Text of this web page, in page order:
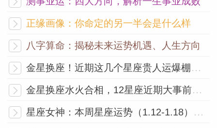
一下你，给点苦头。但如果不贪心，那是很
快乐很有好消息的！
影响大的星座：双子、天秤、水瓶座
海王星逆行
正缘画像：你命定的另一半会是什么样
八字算命：揭秘未来运势机遇、人生方向
金星换座！近期这几个星座贵人运爆棚，好运说来就来！
金星换座水火合相，12星座近期大事前瞻！
星座女神：本周星座运势（1.12-1.18）金星换座水瓶，你的社交磁场即将刷新！